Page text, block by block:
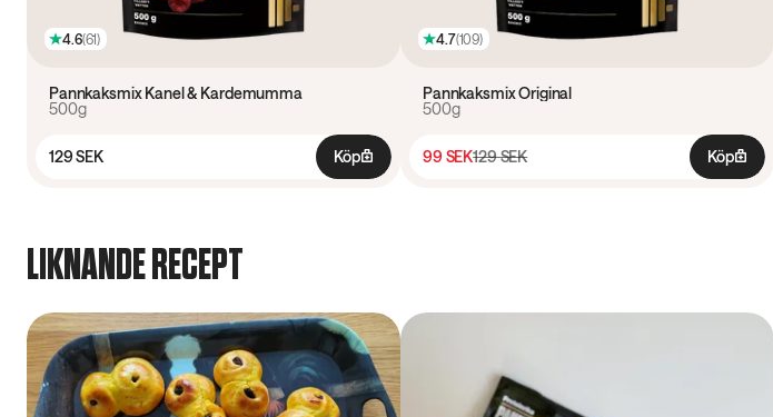
4.6(61)
Pannkaksmix Kanel & Kardemumma
500g
129 SEK Köp
4.7(109)
Pannkaksmix Original
500g
99 SEK129 SEK Köp
LIKNANDE RECEPT